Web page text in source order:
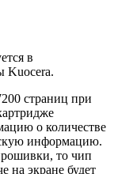
в
Kuocera.
страниц при
о количестве
информацию.
то чип
на экране будет